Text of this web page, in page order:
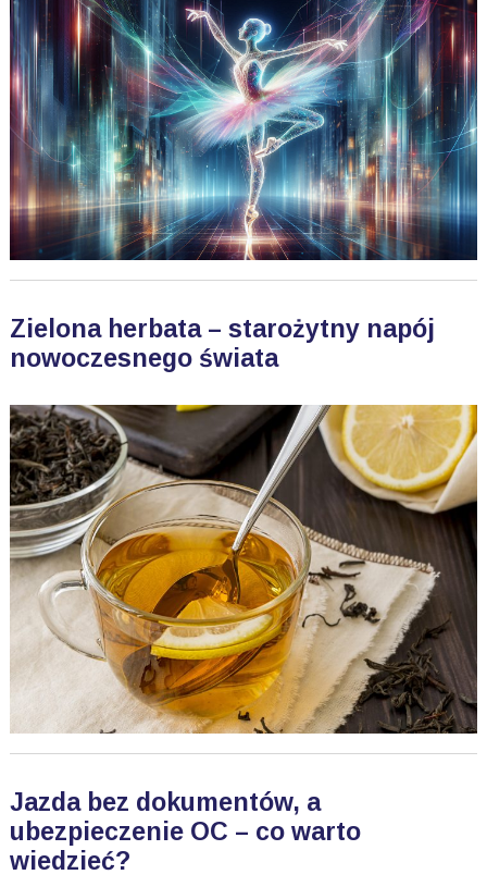
Zielona herbata – starożytny napój
nowoczesnego świata
Jazda bez dokumentów, a
ubezpieczenie OC – co warto
wiedzieć?